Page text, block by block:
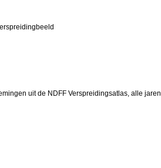
uit de NDFF Verspreidingsatlas, alle jaren.